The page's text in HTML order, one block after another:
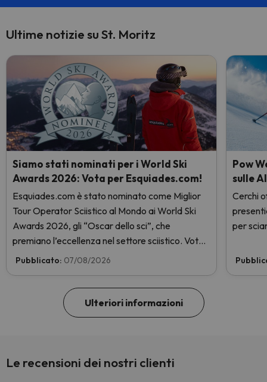
Ultime notizie su St. Moritz
Siamo stati nominati per i World Ski
Awards 2026: Vota per Esquiades.com!
Esquiades.com è stato nominato come Miglior
Tour Operator Sciistico al Mondo ai World Ski
Awards 2026, gli “Oscar dello sci”, che
premiano l’eccellenza nel settore sciistico. Vota
subito e aiutaci a arrivare in cima!
Pubblicato: 07/08/2026
Pow
sulle
Cerchi
per
Ulteriori informazioni
Le recensioni dei nostri clienti